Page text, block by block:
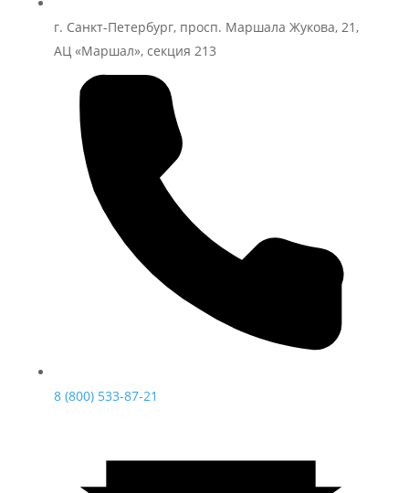
г. Санкт-Петербург, просп. Маршала Жукова, 21,
АЦ «Маршал», секция 213
8 (800) 533-87-21